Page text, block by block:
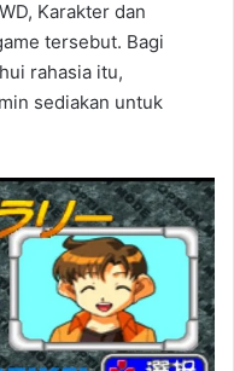
Karakter dan
tersebut. Bagi
rahasia itu,
sediakan untuk